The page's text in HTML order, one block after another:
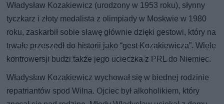
Władysław Kozakiewicz (urodzony w 1953 roku), słynny
tyczkarz i złoty medalista z olimpiady w Moskwie w 1980
roku, zaskarbił sobie sławę głównie dzięki gestowi, który na
trwałe przeszedł do historii jako “gest Kozakiewicza”. Wiele
kontrowersji budzi także jego ucieczka z PRL do Niemiec.
Władysław Kozakiewicz wychował się w biednej rodzinie
repatriantów spod Wilna. Ojciec był alkoholikiem, który